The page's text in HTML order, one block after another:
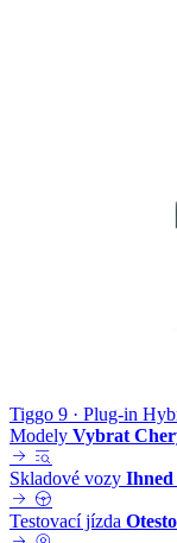
Tiggo 9 · Plug-in
Modely Vybrat
Skladové vozy Ihned
Testovací jízda